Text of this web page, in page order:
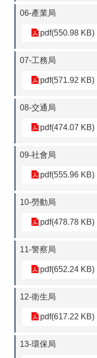
06-產業局
pdf(550.98 KB)
07-工務局
pdf(571.92 KB)
08-交通局
pdf(474.07 KB)
09-社會局
pdf(555.96 KB)
10-勞動局
pdf(478.78 KB)
11-警察局
pdf(652.24 KB)
12-衛生局
pdf(617.22 KB)
13-環保局